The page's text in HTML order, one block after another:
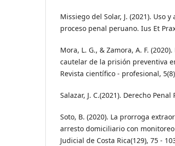
Missiego del Solar, J. (2021). Uso
proceso penal peruano. Ius Et
Mora, L. G., & Zamora, A. F.
cautelar de la prisión preventiva
Revista científico - profesional,
Salazar, J. C.(2021). Derecho
Soto, B. (2020). La prorroga
arresto domiciliario con
Judicial de Costa Rica(129), 75 -